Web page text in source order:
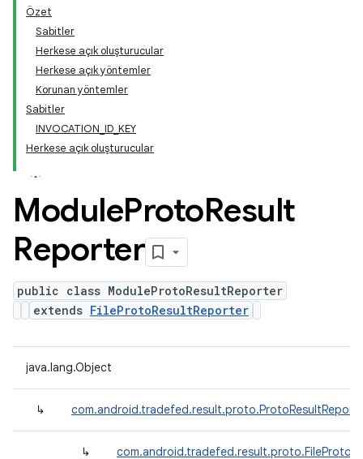
Özet
Sabitler
Herkese açık oluşturucular
Herkese açık yöntemler
Korunan yöntemler
Sabitler
INVOCATION_ID_KEY
Herkese açık oluşturucular
ModuleProtoResult
Reporter
public class ModuleProtoResultReporter
extends FileProtoResultReporter
java.lang.Object
↳
↳